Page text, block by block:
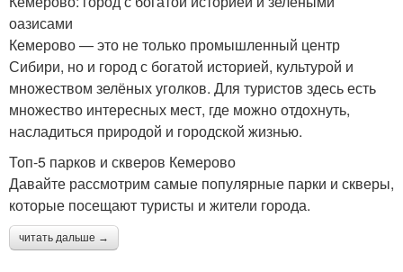
оазисами
Кемерово — это не только промышленный центр
Сибири, но и город с богатой историей, культурой и
множеством зелёных уголков. Для туристов здесь есть
множество интересных мест, где можно отдохнуть,
насладиться природой и городской жизнью.
Топ-5 парков и скверов Кемерово
Давайте рассмотрим самые популярные парки и скверы,
которые посещают туристы и жители города.
читать дальше →